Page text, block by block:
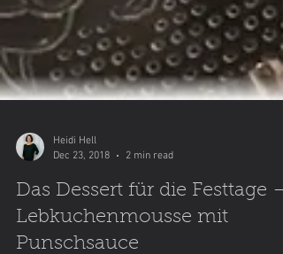
Heidi Hell
Das Dessert für die Festtage –